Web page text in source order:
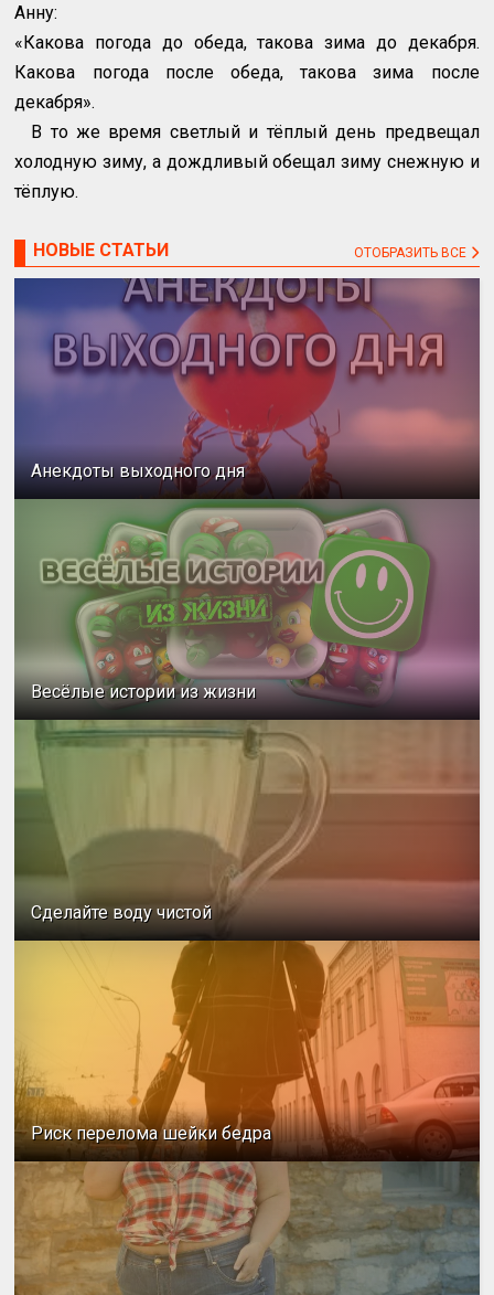
Анну:
«Какова погода до обеда, такова зима до декабря.
Какова погода после обеда, такова зима после
декабря».
В то же время светлый и тёплый день предвещал
холодную зиму, а дождливый обещал зиму снежную и
тёплую.
НОВЫЕ СТАТЬИ ОТОБРАЗИТЬ ВСЕ
Анекдоты выходного дня
Весёлые истории из жизни
Сделайте воду чистой
Риск перелома шейки бедра